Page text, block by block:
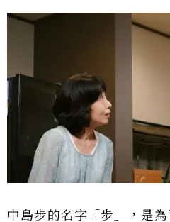
中島步的名字「步」，是